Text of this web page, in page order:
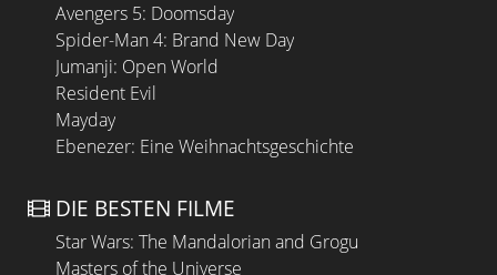
Avengers 5: Doomsday
Spider-Man 4: Brand New Day
Jumanji: Open World
Resident Evil
Mayday
Ebenezer: Eine Weihnachtsgeschichte
DIE BESTEN FILME
Star Wars: The Mandalorian and Grogu
Masters of the Universe